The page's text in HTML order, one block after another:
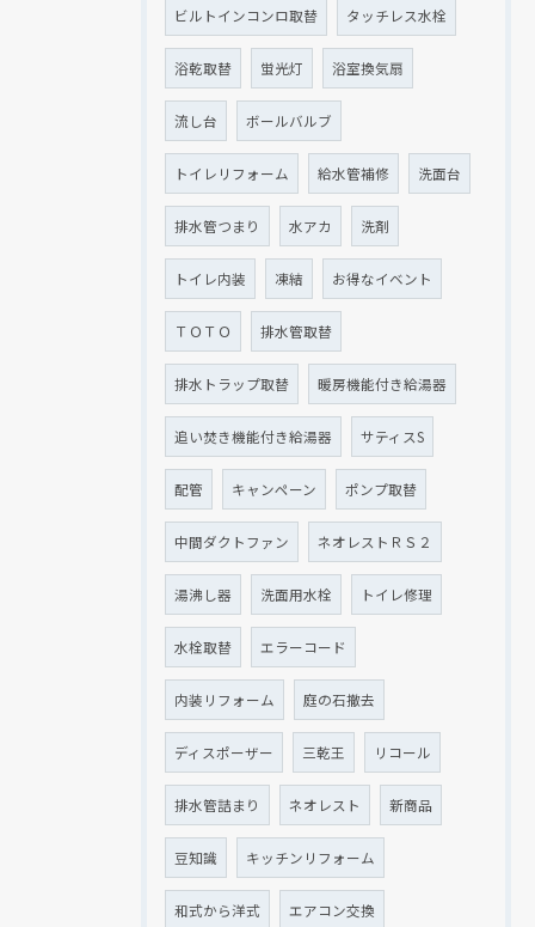
ビルトインコンロ取替 タッチレス水栓
浴乾取替 蛍光灯 浴室換気扇
流し台 ボールバルブ
トイレリフォーム 給水管補修 洗面台
排水管つまり 水アカ 洗剤
トイレ内装 凍結 お得なイベント
ＴＯＴＯ 排水管取替
排水トラップ取替 暖房機能付き給湯器
追い焚き機能付き給湯器 サティスS
配管 キャンペーン ポンプ取替
中間ダクトファン ネオレストＲＳ２
湯沸し器 洗面用水栓 トイレ修理
水栓取替 エラーコード
内装リフォーム 庭の石撤去
ディスポーザー 三乾王 リコール
排水管詰まり ネオレスト 新商品
豆知識 キッチンリフォーム
和式から洋式 エアコン交換